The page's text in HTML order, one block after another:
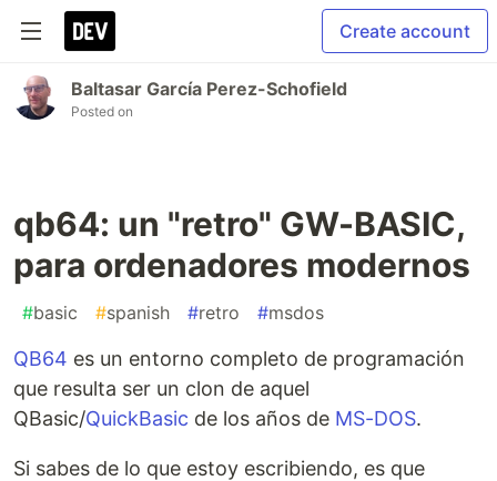
Create account
Baltasar García Perez-Schofield
Posted on
qb64: un "retro" GW-BASIC,
para ordenadores modernos
#basic #spanish #retro #msdos
QB64 es un entorno completo de programación
que resulta ser un clon de aquel
QBasic/QuickBasic de los años de MS-DOS.
Si sabes de lo que estoy escribiendo, es que